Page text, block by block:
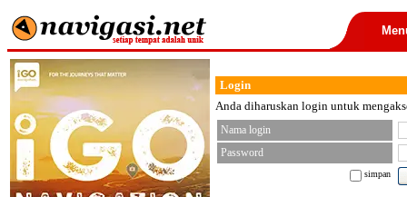
Login
Anda diharuskan login untuk
Nama login
Password
simpan